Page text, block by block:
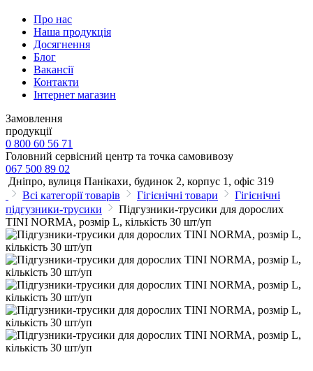
Про нас
Наша продукція
Досягнення
Блог
Вакансії
Контакти
Інтернет магазин
Замовлення
продукції
0 800 60 56 71
Головний сервісний центр та точка самовивозу
067 500 89 02
Дніпро, вулиця Панікахи, будинок 2, корпус 1, офіс 319
Всі категорії товарів
Гігієнічні товари
Гігієнічні
підгузники-трусики
Підгузники-трусики для дорослих
TINI NORMA, розмір L, кількість 30 шт/уп